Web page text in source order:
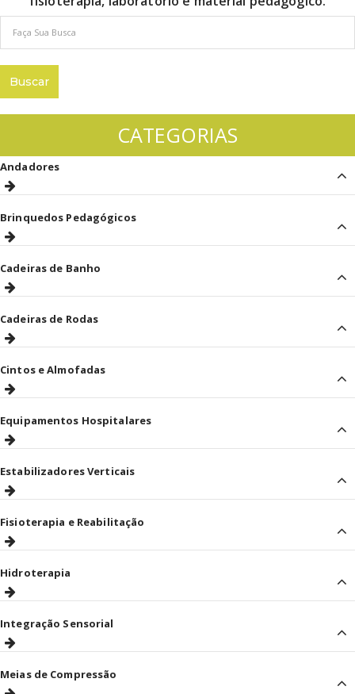
CATEGORIAS
Andadores
Brinquedos Pedagógicos
Cadeiras de Banho
Cadeiras de Rodas
Cintos e Almofadas
Equipamentos Hospitalares
Estabilizadores Verticais
Fisioterapia e Reabilitação
Hidroterapia
Integração Sensorial
Meias de Compressão